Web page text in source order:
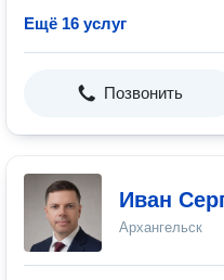
Ещё 16 услуг
Позвонить
Иван
Архангельск